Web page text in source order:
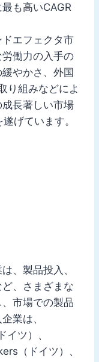
も高いCAGR
エフェクタ市
働力の入手の
やかさ、外国
り組みなどによ
長著しい市場
げています。
、製品投入、
、さまざまな
市場での製品
業は、
ツ）、
（ドイツ）、